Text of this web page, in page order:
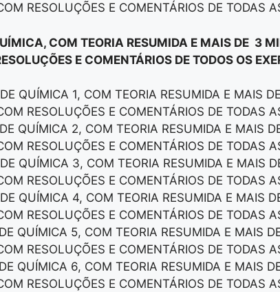
RESOLUÇÕES E COMENTÁRIOS DE TODAS
COM TEORIA RESUMIDA E MAIS DE 3
E COMENTÁRIOS DE TODOS OS
QUÍMICA 1, COM TEORIA RESUMIDA E MAIS
RESOLUÇÕES E COMENTÁRIOS DE TODAS
QUÍMICA 2, COM TEORIA RESUMIDA E MAIS
RESOLUÇÕES E COMENTÁRIOS DE TODAS
QUÍMICA 3, COM TEORIA RESUMIDA E MAIS
RESOLUÇÕES E COMENTÁRIOS DE TODAS
QUÍMICA 4, COM TEORIA RESUMIDA E MAIS
RESOLUÇÕES E COMENTÁRIOS DE TODAS
QUÍMICA 5, COM TEORIA RESUMIDA E MAIS
RESOLUÇÕES E COMENTÁRIOS DE TODAS
QUÍMICA 6, COM TEORIA RESUMIDA E MAIS
RESOLUÇÕES E COMENTÁRIOS DE TODAS